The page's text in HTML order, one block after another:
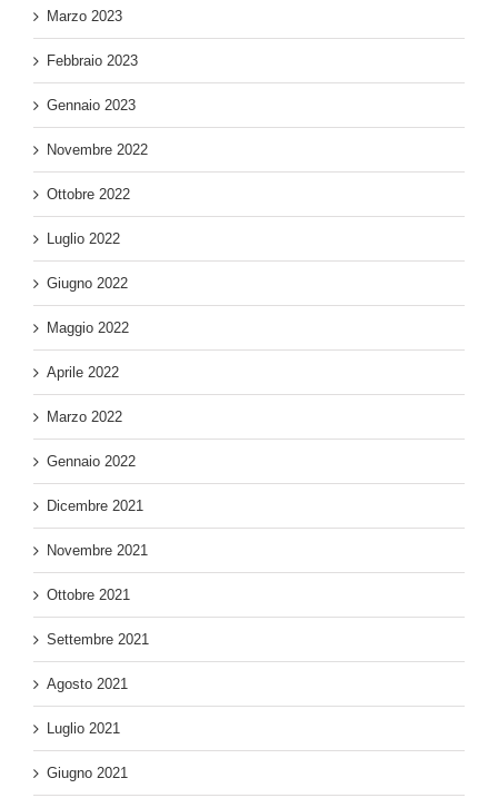
Marzo 2023
Febbraio 2023
Gennaio 2023
Novembre 2022
Ottobre 2022
Luglio 2022
Giugno 2022
Maggio 2022
Aprile 2022
Marzo 2022
Gennaio 2022
Dicembre 2021
Novembre 2021
Ottobre 2021
Settembre 2021
Agosto 2021
Luglio 2021
Giugno 2021